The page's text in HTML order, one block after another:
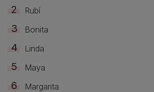
Rubí
Bonita
Linda
Maya
Margarita